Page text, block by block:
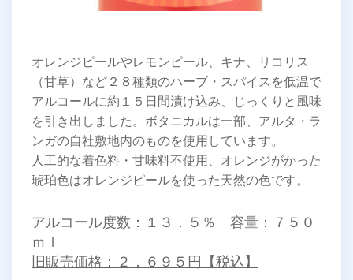
オレンジピールやレモンピール、キナ、リコリス
（甘草）など２８種類のハーブ・スパイスを低温で
アルコールに約１５日間漬け込み、じっくりと風味
を引き出しました。ボタニカルは一部、アルタ・ラ
ンガの自社敷地内のものを使用しています。
人工的な着色料・甘味料不使用、オレンジがかった
琥珀色はオレンジピールを使った天然の色です。
アルコール度数：１３．５％ 容量：７５０
ｍｌ
旧販売価格：２，６９５円【税込】